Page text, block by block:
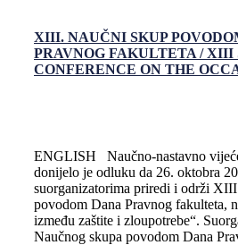
XIII. NAUČNI SKUP
PRAVNOG FAKULTETA /
CONFERENCE ON THE
ENGLISH Naučno-nastavno
donijelo je odluku da 26. oktobra
suorganizatorima priredi i održi
povodom Dana Pravnog fakulteta,
između zaštite i zloupotrebe“.
Naučnog skupa povodom Dana